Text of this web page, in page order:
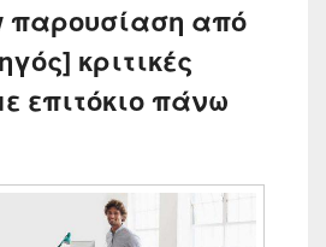
παρουσίαση από
κριτικές
επιτόκιο πάνω